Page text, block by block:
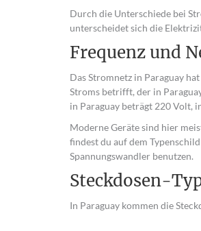
Durch die Unterschiede bei
unterscheidet sich die
Frequenz und
Das Stromnetz in Paraguay
Stroms betrifft, der in
in Paraguay beträgt 220 Volt,
Moderne Geräte sind hier
findest du auf dem
Spannungswandler benutzen.
Steckdosen-
In Paraguay kommen die